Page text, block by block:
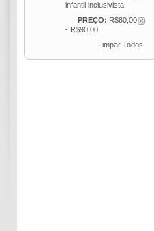
infantil inclusivista
PREÇO: R$80,00
- R$90,00
Limpar Todos